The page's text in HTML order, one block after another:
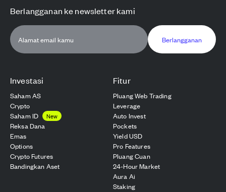
Investasi
Saham AS
Crypto
Saham ID
New
Reksa Dana
Emas
Options
Crypto Futures
Bandingkan Aset
Fitur
Pluang Web Trading
Leverage
Auto Invest
Pockets
Yield USD
Pro Features
Pluang Cuan
24-Hour Market
Aura Ai
Staking
Berlangganan ke newsletter kami
Berlangganan